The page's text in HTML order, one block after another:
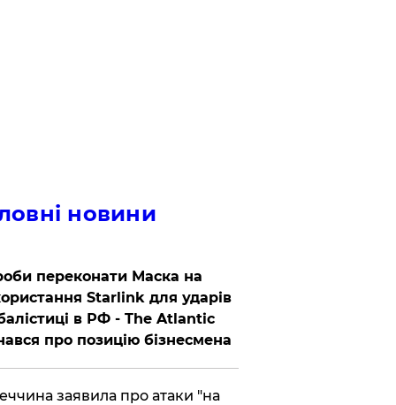
новини
переконати Маска на
Starlink для ударів
в РФ - The Atlantic
про позицію бізнесмена
заявила про атаки "на